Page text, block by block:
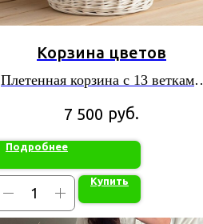
Корзина цветов
Плетенная корзина с 13 ветками
хризантем
7 500 руб.
Подробнее
Купить